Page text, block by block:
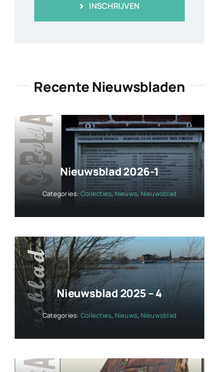
INSCHRIJVEN
Recente Nieuwsbladen
Nieuwsblad 2026-1
Categories: Collecties, Nieuws, Nieuwsblad
Nieuwsblad 2025 – 4
Categories: Collecties, Nieuws, Nieuwsblad